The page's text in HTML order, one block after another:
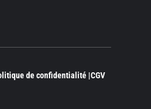
de confidentialité |CGV